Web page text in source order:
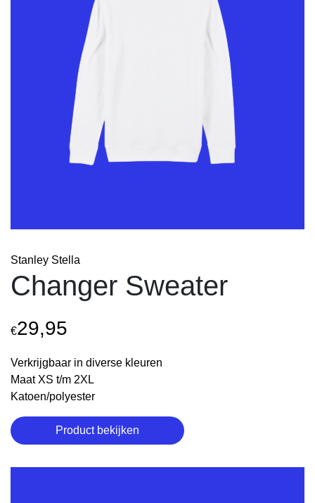
Stanley Stella
Changer Sweater
€29,95
Verkrijgbaar in diverse kleuren
Maat XS t/m 2XL
Katoen/polyester
Product bekijken